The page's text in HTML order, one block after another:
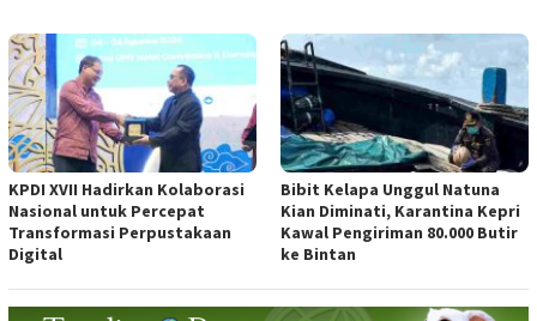
KPDI XVII Hadirkan Kolaborasi
Nasional untuk Percepat
Transformasi Perpustakaan
Digital
Bibit Kelapa Unggul Natuna
Kian Diminati, Karantina Kepri
Kawal Pengiriman 80.000 Butir
ke Bintan